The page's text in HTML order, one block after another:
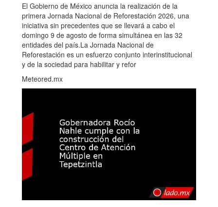
El Gobierno de México anuncia la realización de la
primera Jornada Nacional de Reforestación 2026, una
iniciativa sin precedentes que se llevará a cabo el
domingo 9 de agosto de forma simultánea en las 32
entidades del país.La Jornada Nacional de
Reforestación es un esfuerzo conjunto interinstitucional
y de la sociedad para habilitar y refor
Meteored.mx